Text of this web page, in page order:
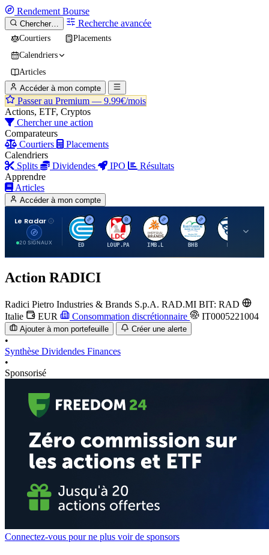
Rendement Bourse
Chercher… Recherche avancée
Courtiers
Placements
Calendriers
Articles
Accéder à mon compte
Passer au Premium — 9.99€/mois
Actions, ETF, Cryptos
Chercher une action
Comparateurs
Courtiers
Placements
Calendriers
Splits
Dividendes IPO
Résultats
Apprendre
Articles
Accéder à mon compte
Le Radar
20 SIGNAUX
C
ED
L
LOUP.PA
I
IMB.L
B
BHB
B
Action RADICI
Radici Pietro Industries & Brands S.p.A. RAD.MI BIT: RAD
Italie
EUR Consommation discrétionnaire IT0005221004
Ajouter à mon portefeuille Créer une alerte
•
Synthèse Dividendes Finances
•
Sponsorisé
Connectez-vous pour ne plus voir de sponsors